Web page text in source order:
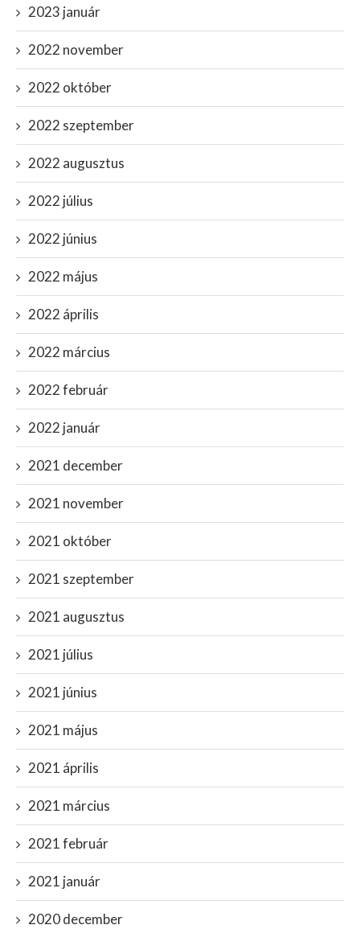
2023 január
2022 november
2022 október
2022 szeptember
2022 augusztus
2022 július
2022 június
2022 május
2022 április
2022 március
2022 február
2022 január
2021 december
2021 november
2021 október
2021 szeptember
2021 augusztus
2021 július
2021 június
2021 május
2021 április
2021 március
2021 február
2021 január
2020 december